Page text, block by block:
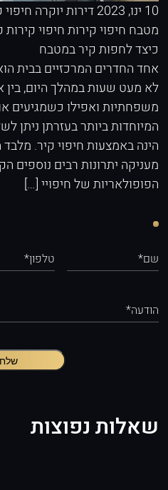
10 ינו, 2023 דירות יוקרה
מטבח חיפוי קירותחיפוי קירות
כיצד לחפות קיר במטבח
אחד החדרים המרכזיים בבית
לא מעט שעות במהלך היום,
משפחתיות ואפילו כשמגיעים
המיוחדות ביותר בעזרתן ניתן
הינה באמצעות חיפוי קיר. מלבד
מעניקה יתרונות רבים נוספים
הפופולאריות של חיפויי […]
שם* טלפון*
הודעה*
שלח
שאלות נפוצות